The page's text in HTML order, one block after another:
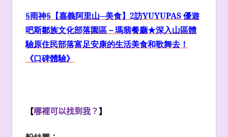
§雨神§【嘉義阿里山─美食】2訪YUYUPAS優遊
吧斯鄒族文化部落園區－瑪翡餐廳★深入山區體
驗原住民部落富足安康的生活美食和歌舞去！
《口碑體驗》
【哪裡可以找到我？】